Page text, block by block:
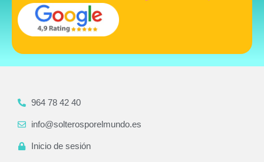
964 78 42 40
info@solterosporelmundo.es
Inicio de sesión